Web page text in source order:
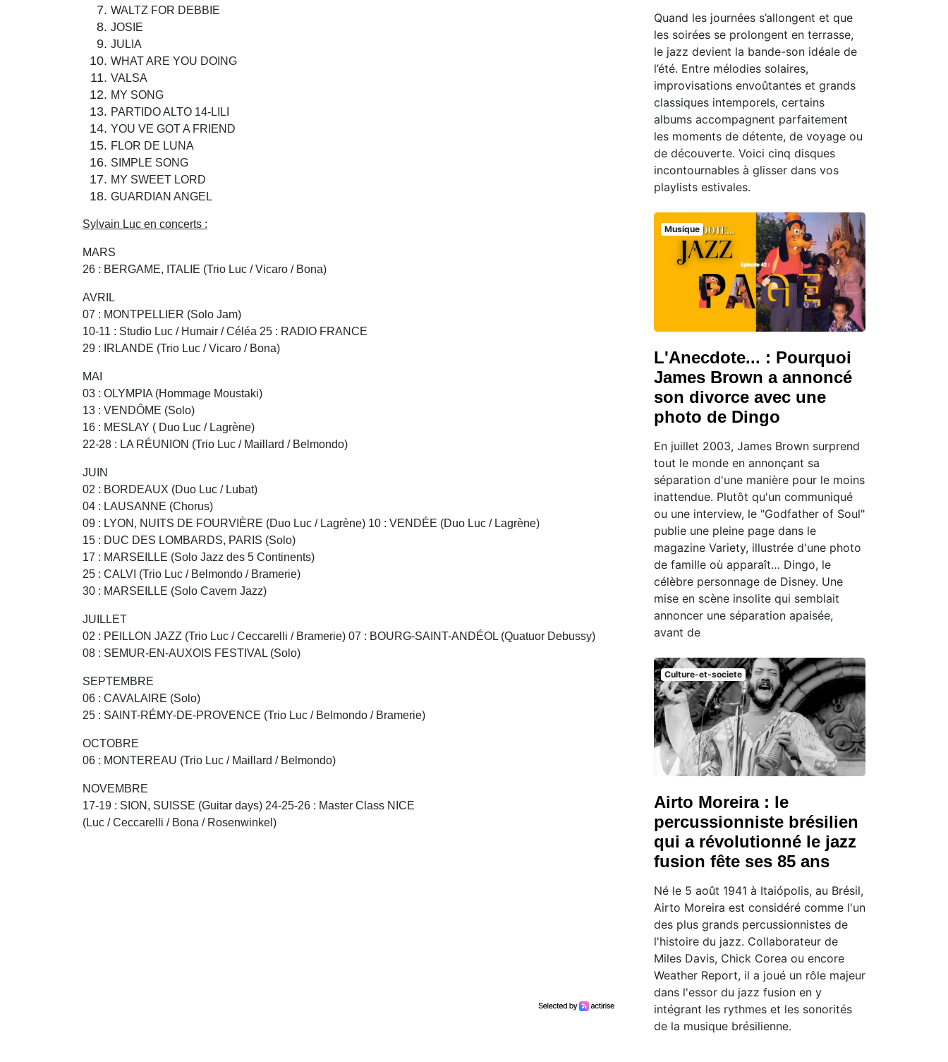
WALTZ FOR DEBBIE
JOSIE
JULIA
WHAT ARE YOU DOING
VALSA
MY SONG
PARTIDO ALTO 14-LILI
YOU VE GOT A FRIEND
FLOR DE LUNA
SIMPLE SONG
MY SWEET LORD
GUARDIAN ANGEL
Sylvain Luc en concerts :
MARS
26 : BERGAME, ITALIE (Trio Luc / Vicaro / Bona)
AVRIL
07 : MONTPELLIER (Solo Jam)
10-11 : Studio Luc / Humair / Céléa 25 : RADIO FRANCE
29 : IRLANDE (Trio Luc / Vicaro / Bona)
MAI
03 : OLYMPIA (Hommage Moustaki)
13 : VENDÔME (Solo)
16 : MESLAY ( Duo Luc / Lagrène)
22-28 : LA RÉUNION (Trio Luc / Maillard / Belmondo)
JUIN
02 : BORDEAUX (Duo Luc / Lubat)
04 : LAUSANNE (Chorus)
09 : LYON, NUITS DE FOURVIÈRE (Duo Luc / Lagrène) 10 : VENDÉE (Duo Luc / Lagrène)
15 : DUC DES LOMBARDS, PARIS (Solo)
17 : MARSEILLE (Solo Jazz des 5 Continents)
25 : CALVI (Trio Luc / Belmondo / Bramerie)
30 : MARSEILLE (Solo Cavern Jazz)
JUILLET
02 : PEILLON JAZZ (Trio Luc / Ceccarelli / Bramerie) 07 : BOURG-SAINT-ANDÉOL (Quatuor Debussy)
08 : SEMUR-EN-AUXOIS FESTIVAL (Solo)
SEPTEMBRE
06 : CAVALAIRE (Solo)
25 : SAINT-RÉMY-DE-PROVENCE (Trio Luc / Belmondo / Bramerie)
OCTOBRE
06 : MONTEREAU (Trio Luc / Maillard / Belmondo)
NOVEMBRE
17-19 : SION, SUISSE (Guitar days) 24-25-26 : Master Class NICE
(Luc / Ceccarelli / Bona / Rosenwinkel)
Quand les journées s’allongent et que
les soirées se prolongent en terrasse,
le jazz devient la bande-son idéale de
l’été. Entre mélodies solaires,
improvisations envoûtantes et grands
classiques intemporels, certains
albums accompagnent parfaitement
les moments de détente, de voyage ou
de découverte. Voici cinq disques
incontournables à glisser dans vos
playlists estivales.
Musique
L'Anecdote... : Pourquoi
James Brown a annoncé
son divorce avec une
photo de Dingo
En juillet 2003, James Brown surprend
tout le monde en annonçant sa
séparation d'une manière pour le moins
inattendue. Plutôt qu'un communiqué
ou une interview, le "Godfather of Soul"
publie une pleine page dans le
magazine Variety, illustrée d'une photo
de famille où apparaît… Dingo, le
célèbre personnage de Disney. Une
mise en scène insolite qui semblait
annoncer une séparation apaisée,
avant de
Culture-et-societe
Airto Moreira : le
percussionniste brésilien
qui a révolutionné le jazz
fusion fête ses 85 ans
Né le 5 août 1941 à Itaiópolis, au Brésil,
Airto Moreira est considéré comme l'un
des plus grands percussionnistes de
l'histoire du jazz. Collaborateur de
Miles Davis, Chick Corea ou encore
Weather Report, il a joué un rôle majeur
dans l'essor du jazz fusion en y
intégrant les rythmes et les sonorités
de la musique brésilienne.